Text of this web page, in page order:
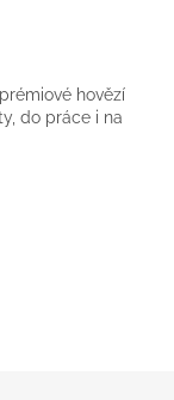
hovězí
do práce i na